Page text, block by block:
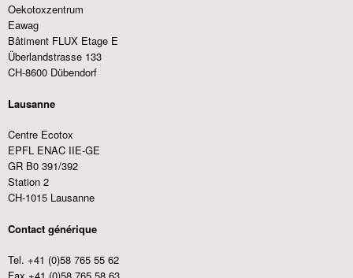
Oekotoxzentrum
Eawag
Bâtiment FLUX Etage E
Überlandstrasse 133
CH-8600 Dübendorf
Lausanne
Centre Ecotox
EPFL ENAC IIE-GE
GR B0 391/392
Station 2
CH-1015 Lausanne
Contact générique
Tel. +41 (0)58 765 55 62